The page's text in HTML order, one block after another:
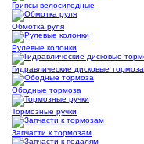
Грипсы велосипедные
Обмотка руля
Рулевые колонки
Гидравлические дисковые тормоза
Ободные тормоза
Тормозные ручки
Запчасти к тормозам